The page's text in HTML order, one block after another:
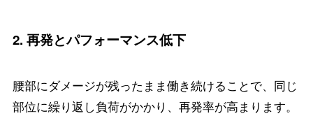
2. 再発とパフォーマンス低下
腰部にダメージが残ったまま働き続けることで、同じ
部位に繰り返し負荷がかかり、再発率が高まります。